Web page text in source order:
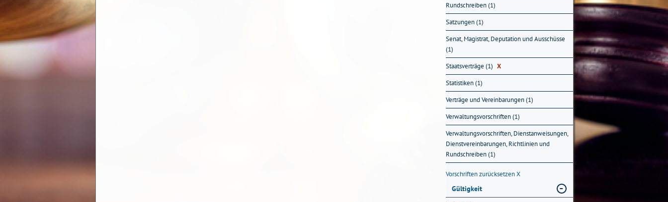
Rundschreiben (1)
Satzungen (1)
Senat, Magistrat, Deputation und Ausschüsse
(1)
Staatsverträge (1) X
Statistiken (1)
Verträge und Vereinbarungen (1)
Verwaltungsvorschriften (1)
Verwaltungsvorschriften, Dienstanweisungen,
Dienstvereinbarungen, Richtlinien und
Rundschreiben (1)
Vorschriften zurücksetzenX
Gültigkeit